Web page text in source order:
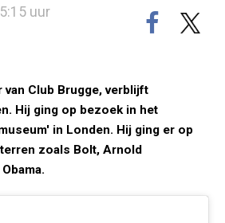
uur
van Club Brugge, verblijft
Hij ging op bezoek in het
in Londen. Hij ging er op
zoals Bolt, Arnold